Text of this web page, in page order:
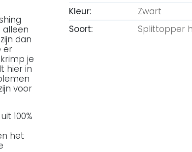
alleen
dan
er
je
hier in
voor
100%
het
Kleur:
Zwart
Soort:
Splittopper